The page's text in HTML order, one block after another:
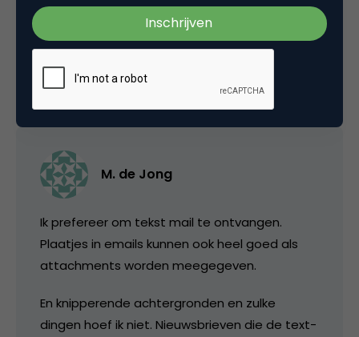
@Carl: Interessant, factor 5 is niet niks.
6 juni 2007 om 18:08
M. de Jong
Ik prefereer om tekst mail te ontvangen.
Plaatjes in emails kunnen ook heel goed als
attachments worden meegegeven.
En knipperende achtergronden en zulke
dingen hoef ik niet. Nieuwsbrieven die de text-